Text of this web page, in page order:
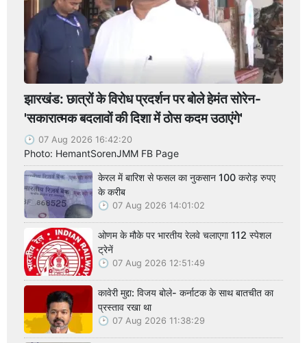
झारखंड: छात्रों के विरोध प्रदर्शन पर बोले हेमंत सोरेन-
'सकारात्मक बदलावों की दिशा में ठोस कदम उठाएंगे'
07 Aug 2026 16:42:20
Photo: HemantSorenJMM FB Page
केरल में बारिश से फसल का नुकसान 100 करोड़ रुपए
के करीब
07 Aug 2026 14:01:02
ओणम के मौके पर भारतीय रेलवे चलाएगा 112 स्पेशल
ट्रेनें
07 Aug 2026 12:51:49
कावेरी मुद्दा: विजय बोले- कर्नाटक के साथ बातचीत का
प्रस्ताव रखा था
07 Aug 2026 11:38:29